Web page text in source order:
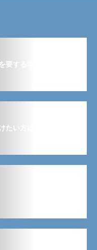
する場合はこちら
たい方はこちらから